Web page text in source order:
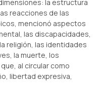
la estructura
reacciones de las
mencionó aspectos
las discapacidades,
religión, las identidades
la muerte, los
al circular como
libertad expresiva,